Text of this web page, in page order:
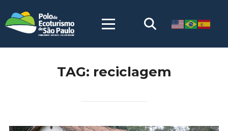
TAG: reciclagem